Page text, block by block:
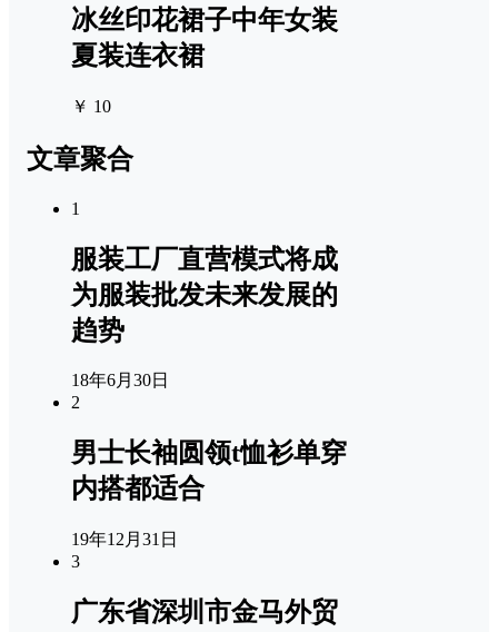
冰丝印花裙子中年女装
夏装连衣裙
￥ 10
文章聚合
1
服装工厂直营模式将成
为服装批发未来发展的
趋势
18年6月30日
2
男士长袖圆领t恤衫单穿
内搭都适合
19年12月31日
3
广东省深圳市金马外贸